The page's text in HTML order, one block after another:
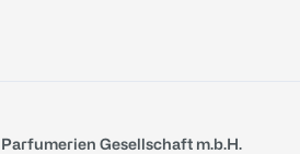
Gesellschaft m.b.H.